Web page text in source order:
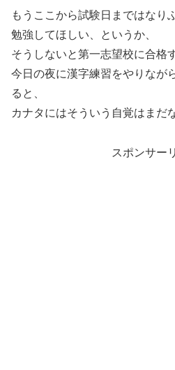
もうここから試験日まではなり
勉強してほしい、というか、
そうしないと第一志望校に合格
今日の夜に漢字練習をやりなが
ると、
カナタにはそういう自覚はまだ
スポンサー